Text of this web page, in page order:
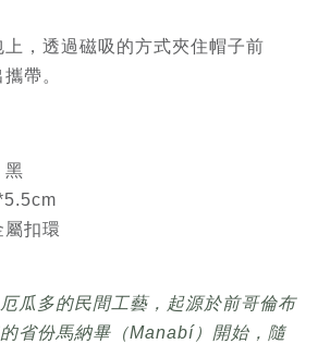
，透過磁吸的方式夾住帽子前
帶。
黑
屬扣環
瓜多的民間工藝，起源於前哥倫布
省份馬納畢（Manabí）開始，隨